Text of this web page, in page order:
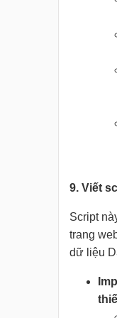
9. Viết
Script
trang
dữ liệu